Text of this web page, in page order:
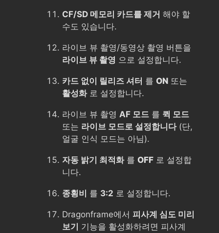
CF/SD 메모리 카드를 제거 해야 할
수도 있습니다.
라이브 뷰 촬영/동영상 촬영 버튼을
라이브 뷰 촬영 으로 설정합니다.
카드 없이 릴리즈 셔터 를 ON 또는
활성화로 설정합니다.
라이브 뷰 촬영 AF 모드 를 퀵 모드
또는 라이브 모드로 설정합니다(단,
얼굴 인식 모드는 아님).
자동 밝기 최적화를 OFF 로 설정합
니다.
종횡비 를 3:2 로 설정합니다.
Dragonframe에서 피사계 심도 미리
보기 기능을 활성화하려면 피사계